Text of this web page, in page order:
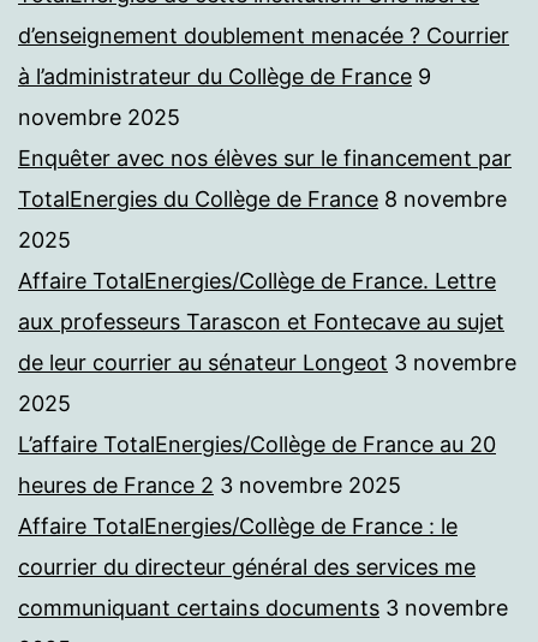
d’enseignement doublement menacée ? Courrier
à l’administrateur du Collège de France 9
novembre 2025
Enquêter avec nos élèves sur le financement par
TotalEnergies du Collège de France 8 novembre
2025
Affaire TotalEnergies/Collège de France. Lettre
aux professeurs Tarascon et Fontecave au sujet
de leur courrier au sénateur Longeot 3 novembre
2025
L’affaire TotalEnergies/Collège de France au 20
heures de France 2 3 novembre 2025
Affaire TotalEnergies/Collège de France : le
courrier du directeur général des services me
communiquant certains documents 3 novembre